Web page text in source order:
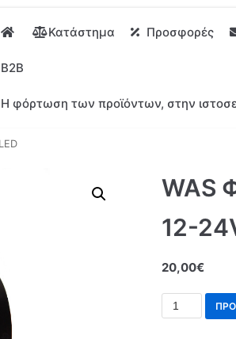
Κατάστημα Προσφορές
B2B
Η φόρτωση των προϊόντων, στην
WAS
12-
20,00€